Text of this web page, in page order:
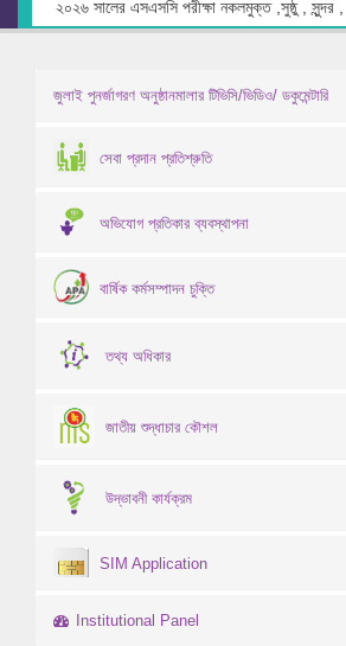
জুলাই পুনর্জাগরণ অনুষ্ঠানমালার টিভিসি/ভিডিও/ ডকুমেন্টারি
সেবা প্রদান প্রতিশ্রুতি
অভিযোগ প্রতিকার ব্যবস্থাপনা
বার্ষিক কর্মসম্পাদন চুক্তি
তথ্য অধিকার
জাতীয় শুদ্ধাচার কৌশল
উদ্ভাবনী কার্যক্রম
SIM Application
Institutional Panel